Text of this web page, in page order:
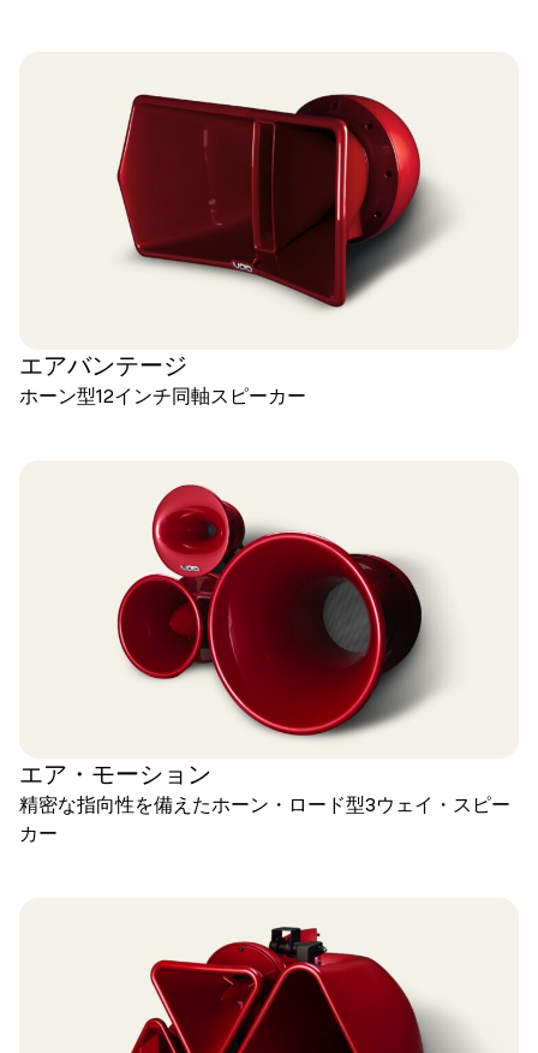
エアバンテージ
ホーン型12インチ同軸スピーカー
エア・モーション
精密な指向性を備えたホーン・ロード型3ウェイ・スピー
カー